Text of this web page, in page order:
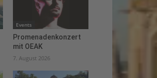
Events
Promenadenkonzert
mit OEAK
7. August 2026